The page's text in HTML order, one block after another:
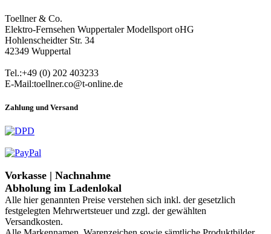
Toellner & Co.
Elektro-Fernsehen Wuppertaler Modellsport oHG
Hohlenscheidter Str. 34
42349 Wuppertal
Tel.:+49 (0) 202 403233
E-Mail:toellner.co@t-online.de
Zahlung und Versand
Vorkasse | Nachnahme
Abholung im Ladenlokal
Alle hier genannten Preise verstehen sich inkl. der gesetzlich
festgelegten Mehrwertsteuer und zzgl. der gewählten
Versandkosten.